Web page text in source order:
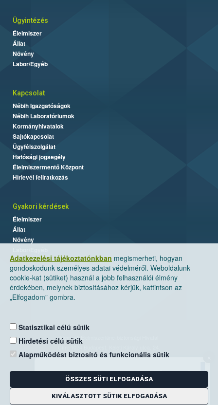
Adatkezelési tájékoztatónkban megismerheti, hogyan
gondoskodunk személyes adatai védelméről. Weboldalunk
cookie-kat (sütiket) használ a jobb felhasználói élmény
érdekében, melynek biztosításához kérjük, kattintson az
„Elfogadom” gombra.
Statisztikai célú sütik
Hirdetési célú sütik
Alapműködést biztosító és funkcionális sütik
ÖSSZES SÜTI ELFOGADÁSA
KIVÁLASZTOTT SÜTIK ELFOGADÁSA
Ügyintézés
Élelmiszer
Állat
Növény
Labor/Egyéb
Kapcsolat
Nébih Igazgatóságok
Nébih Laboratóriumok
Kormányhivatalok
Sajtókapcsolat
Ügyfélszolgálat
Hatósági jogsegély
Élelmiszermentő Központ
Hírlevél feliratkozás
Gyakori kérdések
Élelmiszer
Állat
Növény
Nemzeti Élelmiszerlánc-biztonsági Hivatal
Levelezési cím: 1525 Budapest. Pf. 30.
E-mail:ugyfelszolgalat@nebih.gov.hu
Zöld szám: 06-80/263-244
Telefon: 06-1/ 336-9000